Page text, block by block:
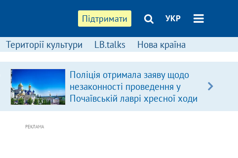
Підтримати УКР
Території культури LB.talks Нова країна
Поліція отримала заяву щодо
незаконності проведення у
Почаївській лаврі хресної ходи
РЕКЛАМА